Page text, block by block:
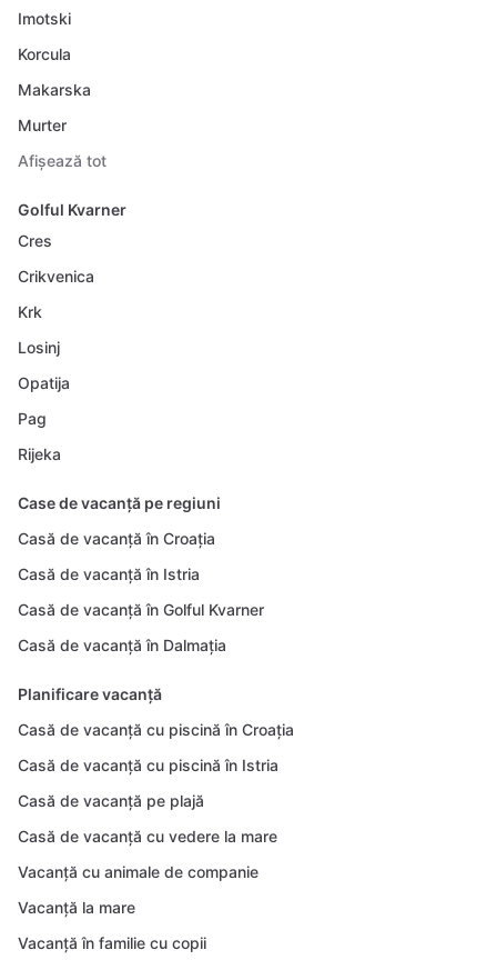
Imotski
Korcula
Makarska
Murter
Afișează tot
Golful Kvarner
Cres
Crikvenica
Krk
Losinj
Opatija
Pag
Rijeka
Case de vacanță pe regiuni
Casă de vacanță în Croația
Casă de vacanță în Istria
Casă de vacanță în Golful Kvarner
Casă de vacanță în Dalmația
Planificare vacanță
Casă de vacanță cu piscină în Croația
Casă de vacanță cu piscină în Istria
Casă de vacanță pe plajă
Casă de vacanță cu vedere la mare
Vacanță cu animale de companie
Vacanță la mare
Vacanță în familie cu copii